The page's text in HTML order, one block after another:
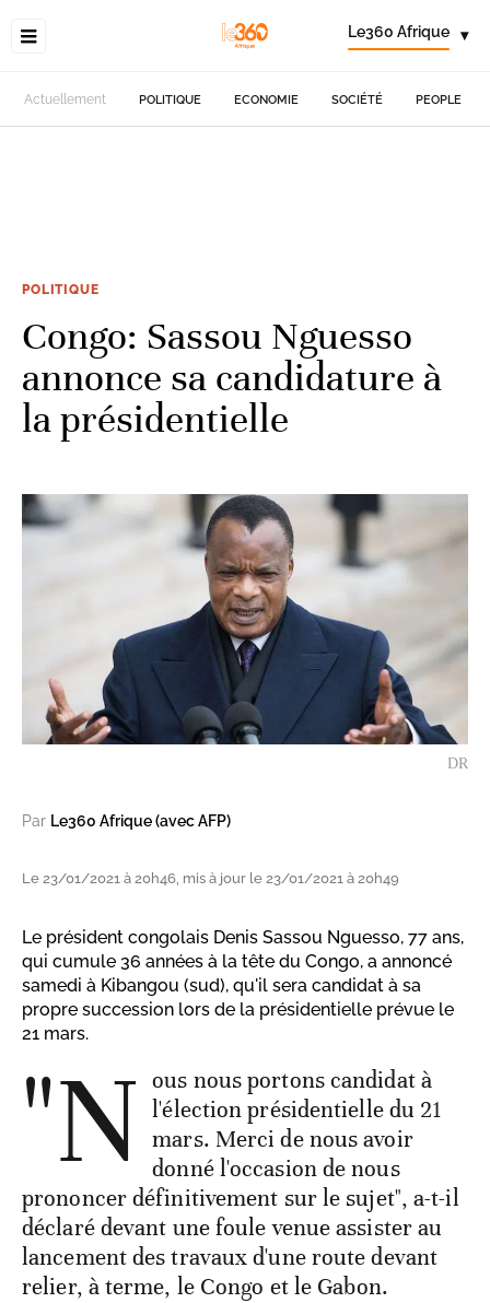
Le360 Afrique ▾
Actuellement POLITIQUE ECONOMIE SOCIÉTÉ PEOPLE
POLITIQUE
Congo: Sassou Nguesso
annonce sa candidature à
la présidentielle
DR
Par Le360 Afrique (avec AFP)
Le 23/01/2021 à 20h46, mis à jour le 23/01/2021 à 20h49
Le président congolais Denis Sassou Nguesso, 77 ans,
qui cumule 36 années à la tête du Congo, a annoncé
samedi à Kibangou (sud), qu'il sera candidat à sa
propre succession lors de la présidentielle prévue le
21 mars.
"N ous nous portons candidat à
l'élection présidentielle du 21
mars. Merci de nous avoir
donné l'occasion de nous
prononcer définitivement sur le sujet", a-t-il
déclaré devant une foule venue assister au
lancement des travaux d'une route devant
relier, à terme, le Congo et le Gabon.